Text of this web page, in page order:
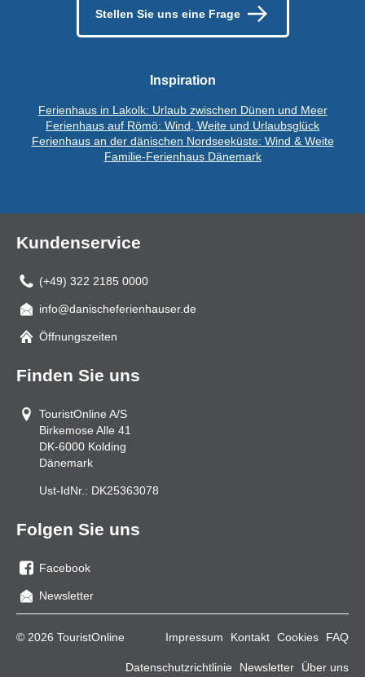
Stellen Sie uns eine Frage
Inspiration
Ferienhaus in Lakolk: Urlaub zwischen Dünen und Meer
Ferienhaus auf Römö: Wind, Weite und Urlaubsglück
Ferienhaus an der dänischen Nordseeküste: Wind & Weite
Familie-Ferienhaus Dänemark
Kundenservice
(+49) 322 2185 0000
Mail
info@danischeferienhauser.de
Öffnungszeiten
Finden Sie uns
TouristOnline A/S
Birkemose Alle 41
DK-6000 Kolding
Dänemark
Ust-IdNr.: DK25363078
Folgen Sie uns
Sie
uns
Facebook
Newsletter
© 2026 TouristOnline Impressum Kontakt Cookies FAQ
Datenschutzrichtlinie Newsletter Über uns